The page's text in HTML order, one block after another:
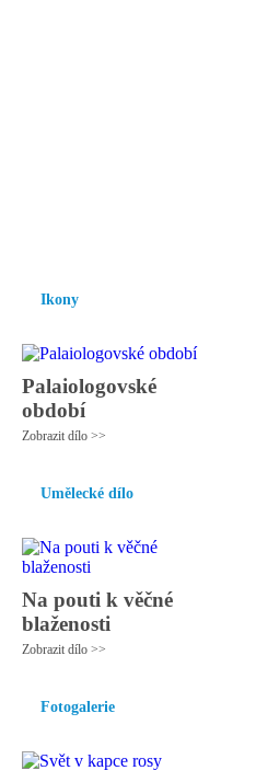
Ikony
Palaiologovské
období
Zobrazit dílo >>
Umělecké dílo
Na pouti k věčné
blaženosti
Zobrazit dílo >>
Fotogalerie